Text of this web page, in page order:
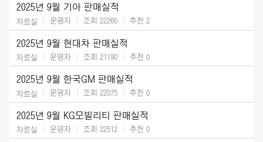
2025년 9월 기아 판매실적
자료실 운영자 조회 22260 추천 2
2025년 9월 현대차 판매실적
자료실 운영자 조회 21190 추천 0
2025년 9월 한국GM 판매실적
자료실 운영자 조회 22075 추천 0
2025년 9월 KG모빌리티 판매실적
자료실 운영자 조회 22512 추천 0